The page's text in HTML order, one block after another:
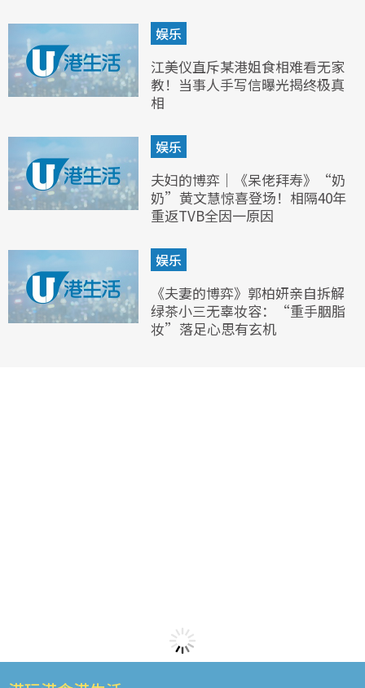
娱乐
江美仪直斥某港姐食相难看无家
教！当事人手写信曝光揭终极真
相
娱乐
夫妇的博弈｜《呆佬拜寿》“奶
奶”黄文慧惊喜登场！相隔40年
重返TVB全因一原因
娱乐
《夫妻的博弈》郭柏妍亲自拆解
绿茶小三无辜妆容：“重手胭脂
妆”落足心思有玄机